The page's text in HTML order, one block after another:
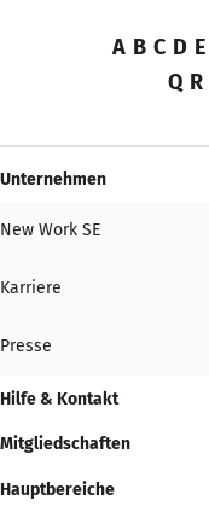
A B C D E
Q R
Unternehmen
New Work SE
Karriere
Presse
Hilfe & Kontakt
Mitgliedschaften
Hauptbereiche